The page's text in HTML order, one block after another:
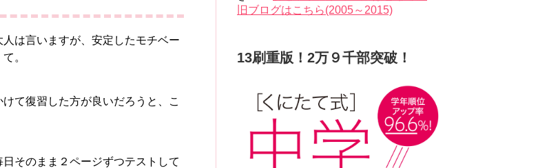
は言いますが、安定したモチベー
。
て復習した方が良いだろうと、こ
そのまま２ページずつテストして
旧ブログはこちら(2005～2015)
13刷重版！2万９千部突破！